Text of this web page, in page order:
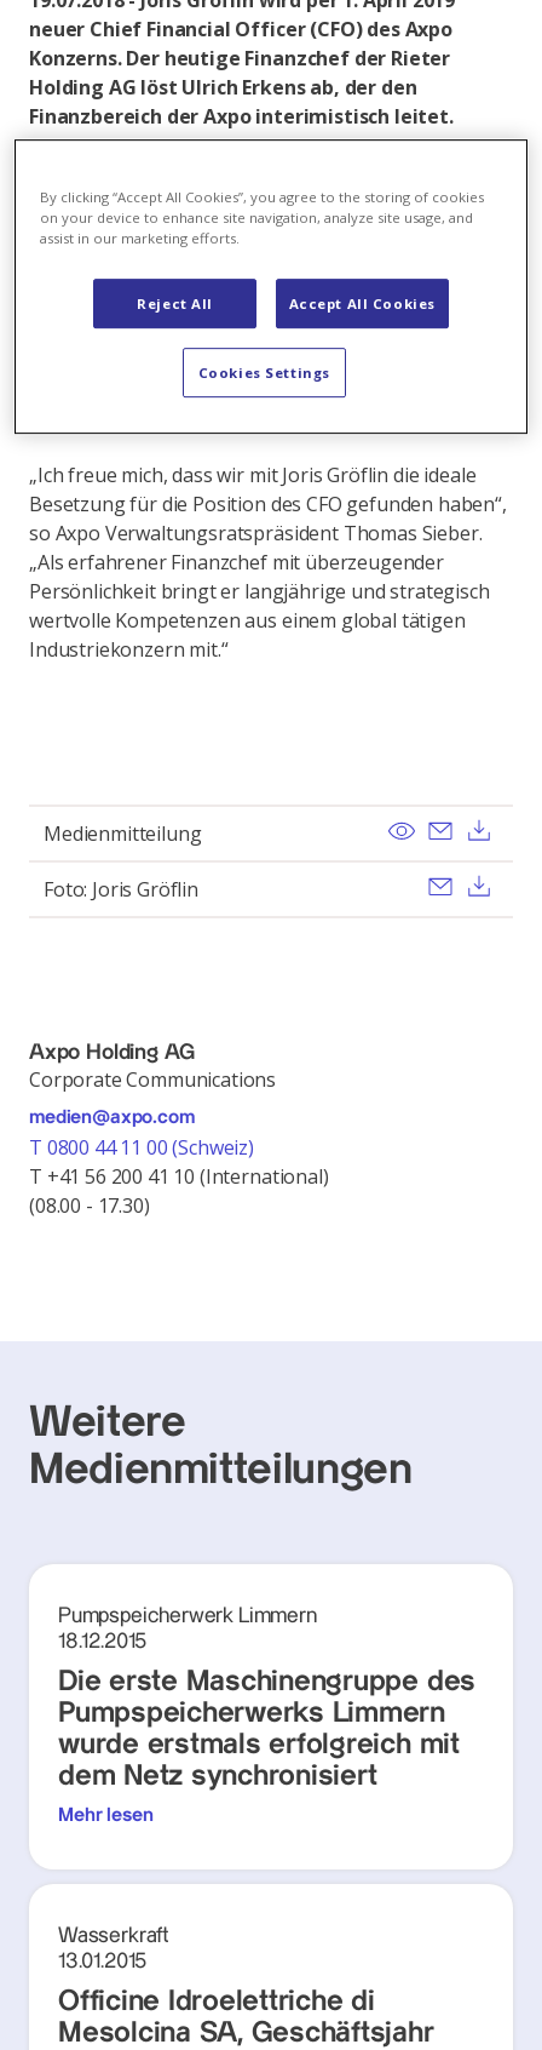
neuer Chief Financial Officer (CFO) des Axpo
Konzerns. Der heutige Finanzchef der Rieter
Holding AG löst Ulrich Erkens ab, der den
Finanzbereich der Axpo interimistisch leitet.
Gröflin (41), der seit 2011 als Finanzchef bei Rieter
tätig ist, zum CFO und Mitglied der Axpo
Konzernleitung gewählt. Joris Gröflin ist Schweizer
und niederländischer Staatsbürger und verfügt über
einen Abschluss in Betriebswirtschaftslehre mit
(lic.oec. HSG) sowie einen CEMS Master für
internationales Management der Universitäten St.
Gallen und Rotterdam.
„Ich freue mich, dass wir mit Joris Gröflin die ideale
Besetzung für die Position des CFO gefunden haben“,
so Axpo Verwaltungsratspräsident Thomas Sieber.
„Als erfahrener Finanzchef mit überzeugender
Persönlichkeit bringt er langjährige und strategisch
wertvolle Kompetenzen aus einem global tätigen
Industriekonzern mit.“
Medienmitteilung View Send
Foto: Joris Gröflin Send
Axpo Holding AG
Corporate Communications
medien@axpo.com
T 0800 44 11 00 (Schweiz)
T +41 56 200 41 10 (International)
(08.00 - 17.30)
Weitere
Medienmitteilungen
Pumpspeicherwerk Limmern
18.12.2015
Die erste Maschinengruppe des
Pumpspeicherwerks Limmern
wurde erstmals erfolgreich mit
dem Netz synchronisiert
Mehr lesen
Wasserkraft
13.01.2015
Officine Idroelettriche di
Mesolcina SA, Geschäftsjahr
By clicking “Accept All Cookies”, you agree to the storing of cookies
on your device to enhance site navigation, analyze site usage, and
assist in our marketing efforts.
Reject All Accept All Cookies
Cookies Settings